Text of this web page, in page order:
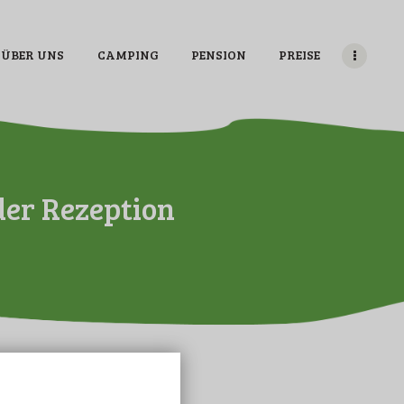
ÜBER UNS CAMPING PENSION PREISE
Rezeption